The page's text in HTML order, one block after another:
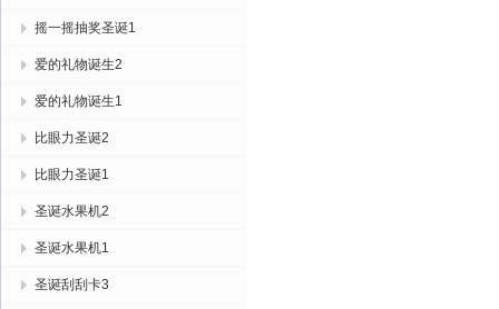
摇一摇抽奖圣诞1
爱的礼物诞生2
爱的礼物诞生1
比眼力圣诞2
比眼力圣诞1
圣诞水果机2
圣诞水果机1
圣诞刮刮卡3